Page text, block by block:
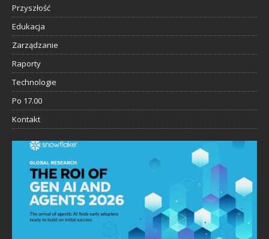
Przyszłość
Edukacja
Zarządzanie
Raporty
Technologie
Po 17.00
Kontakt